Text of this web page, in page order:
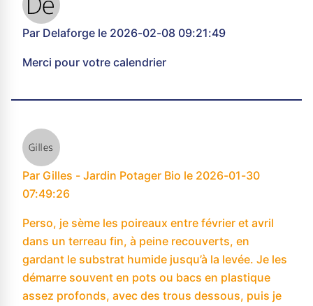
Par Delaforge le 2026-02-08 09:21:49
Merci pour votre calendrier
Par Gilles - Jardin Potager Bio le 2026-01-30
07:49:26
Perso, je sème les poireaux entre février et avril
dans un terreau fin, à peine recouverts, en
gardant le substrat humide jusqu’à la levée. Je les
démarre souvent en pots ou bacs en plastique
assez profonds, avec des trous dessous, puis je